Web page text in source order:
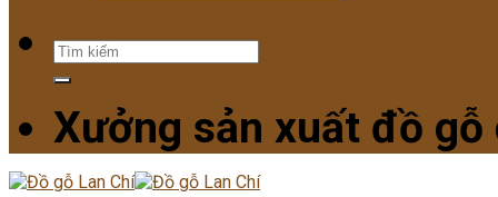
Xưởng sản xuất đồ gỗ